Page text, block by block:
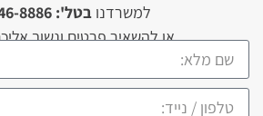
למשרדנו בטל': 03-946-8886
או להשאיר פרטים ונשוב